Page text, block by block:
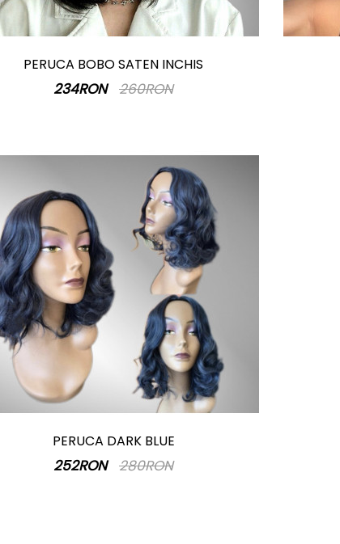
PERUCA BOBO SATEN INCHIS
234RON 260RON
PERUCA DARK BLUE
252RON 280RON